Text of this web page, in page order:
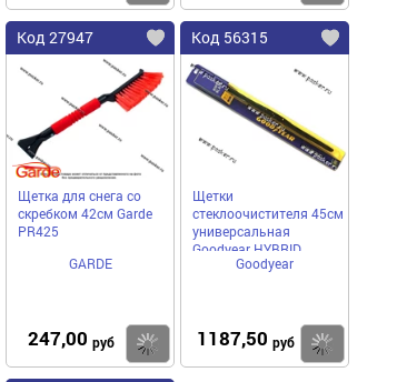
Код 27947
Щетка для снега со
скребком 42см Garde
PR425
GARDE
247,00 руб Купить
Код 56315
Щетки
стеклоочистителя 45см
универсальная
Goodyear HYBRID
гибриднаяGoodyear
1187,50 руб